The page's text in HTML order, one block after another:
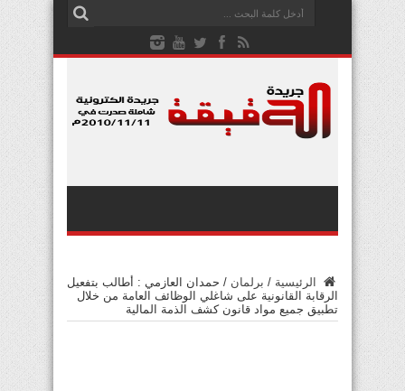
الرئيسية / برلمان / حمدان العازمي : أطالب بتفعيل
الرقابة القانونية على شاغلي الوظائف العامة من خلال
تطبيق جميع مواد قانون كشف الذمة المالية